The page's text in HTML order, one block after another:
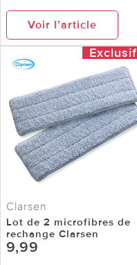
Voir l’article
Exclusif
Clarsen
Lot de 2 microfibres de
rechange Clarsen
9,99